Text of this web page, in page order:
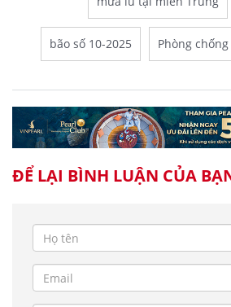
bão số 10-2025 Phòng
ĐỂ LẠI BÌNH LUẬN CỦA